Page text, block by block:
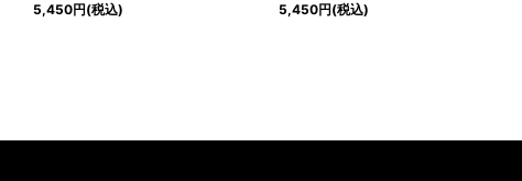
5,450円(税込)
5,450円(税込)